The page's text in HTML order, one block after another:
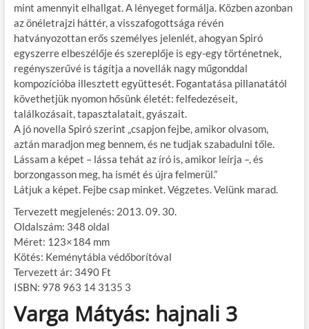
mint amennyit elhallgat. A lényeget formálja. Közben azonban
az önéletrajzi háttér, a visszafogottsága révén
hatványozottan erős személyes jelenlét, ahogyan Spiró
egyszerre elbeszélője és szereplője is egy-egy történetnek,
regényszerűvé is tágítja a novellák nagy műgonddal
kompozícióba illesztett együttesét. Fogantatása pillanatától
követhetjük nyomon hősünk életét: felfedezéseit,
találkozásait, tapasztalatait, gyászait.
A jó novella Spiró szerint „csapjon fejbe, amikor olvasom,
aztán maradjon meg bennem, és ne tudjak szabadulni tőle.
Lássam a képet – lássa tehát az író is, amikor leírja –, és
borzongasson meg, ha ismét és újra felmerül.”
Látjuk a képet. Fejbe csap minket. Végzetes. Velünk marad.
Tervezett megjelenés: 2013. 09. 30.
Oldalszám: 348 oldal
Méret: 123×184 mm
Kötés: Keménytábla védőborítóval
Tervezett ár: 3490 Ft
ISBN: 978 963 14 3135 3
Varga Mátyás: hajnali 3